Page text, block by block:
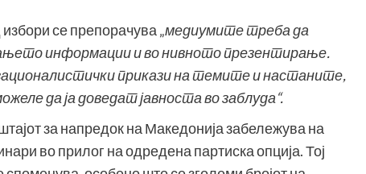
се препорачува „медиумите треба да
информации и во нивното презентирање.
прикази на темите и настаните,
да ја доведат јавноста во заблуда“.
за напредок на Македонија забележува на
во прилог на одредена партиска опција. Тој